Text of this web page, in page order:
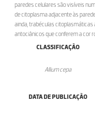
paredes celulares são visíveis
de citoplasma adjacente às
ainda, trabéculas
antociânicos que conferem a cor
CLASSIFICAÇÃO
Allium cepa
DATA DE PUBLICAÇÃO